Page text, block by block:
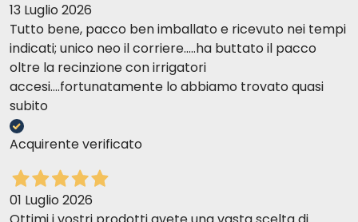
13 Luglio 2026
Tutto bene, pacco ben imballato e ricevuto nei tempi
indicati; unico neo il corriere.....ha buttato il pacco
oltre la recinzione con irrigatori
accesi....fortunatamente lo abbiamo trovato quasi
subito
Acquirente verificato
01 Luglio 2026